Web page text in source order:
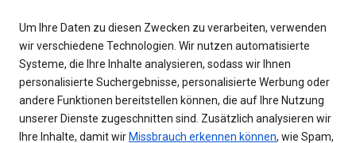
Um Ihre Daten zu diesen Zwecken zu verarbeiten, verwenden
wir verschiedene Technologien. Wir nutzen automatisierte
Systeme, die Ihre Inhalte analysieren, sodass wir Ihnen
personalisierte Suchergebnisse, personalisierte Werbung oder
andere Funktionen bereitstellen können, die auf Ihre Nutzung
unserer Dienste zugeschnitten sind. Zusätzlich analysieren wir
Ihre Inhalte, damit wir Missbrauch erkennen können, wie Spam,